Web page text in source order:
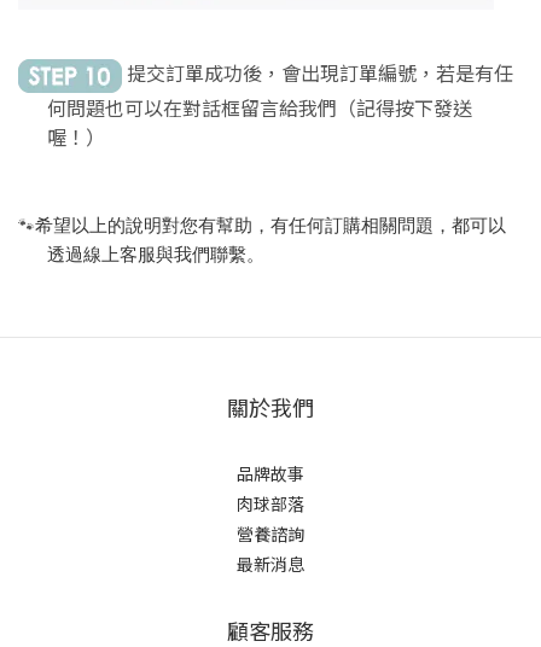
提交訂單成功後，會出現訂單編號，若是有任
何問題也可以在對話框留言給我們（記得按下發送
喔！）
🐾希望以上的說明對您有幫助，有任何訂購相關問題，都可以
透過線上客服與我們聯繫。
關於我們
品牌故事
肉球部落
營養諮詢
最新消息
顧客服務